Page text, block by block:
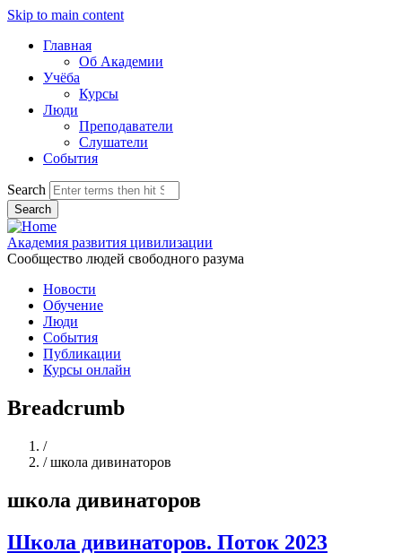
Skip to main content
Главная
Об Академии
Учёба
Курсы
Люди
Преподаватели
Слушатели
События
Search
Академия развития цивилизации
Сообщество людей свободного разума
Новости
Обучение
Люди
События
Публикации
Курсы онлайн
Breadcrumb
/Home
/ школа дивинаторов
школа дивинаторов
Школа дивинаторов. Поток 2023